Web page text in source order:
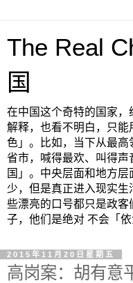
The Real
国
在中国这个奇特的国家
解释，也看不明白，只
色」。比如，当下从最
省市，喊得最欢、叫得
国」。中央层面和地方
少，但是真正进入现实
些漂亮的口号都只是政
子，他们是绝对 不会「依
2015年11月20日星期五
高岗案：胡有意